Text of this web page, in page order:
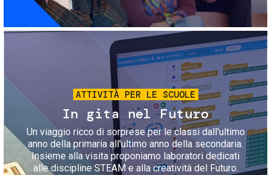
Immagine
ATTIVITÀ PER LE SCUOLE
In gita nel Futuro
Un viaggio ricco di sorprese per le classi dall'ultimo
anno della primaria all'ultimo anno della secondaria.
Insieme alla visita proponiamo laboratori dedicati
alle discipline STEAM e alla creatività del Futuro.